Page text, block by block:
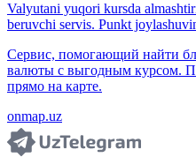
Valyutani yuqori kursda
beruvchi servis. Punkt
Сервис, помогающий найти
валюты с выгодным курсом.
прямо на карте.
onmap.uz